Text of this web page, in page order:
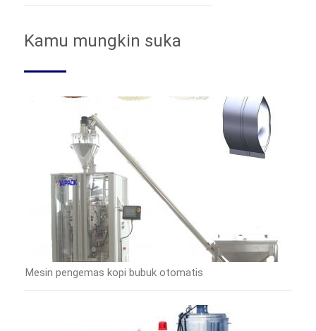
Kamu mungkin suka
Mesin pengemas kopi bubuk otomatis